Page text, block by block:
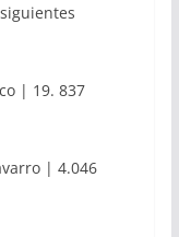
| 19. 837
| 4.046